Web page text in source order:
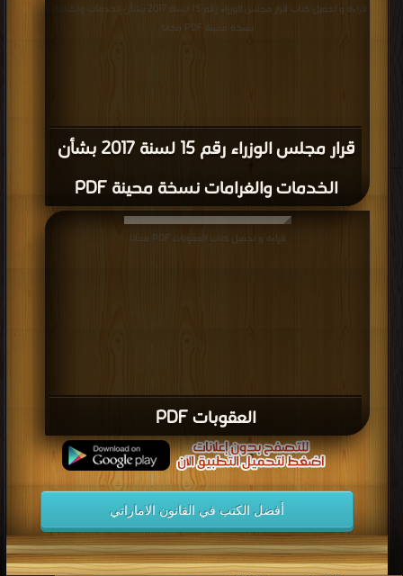
قرار مجلس الوزراء رقم 15 لسنة 2017 بشأن
الخدمات والغرامات نسخة محينة PDF
قراءة و تحميل كتاب قرار مجلس الوزراء رقم 15 لسنة 2017 بشأن الخدمات والغرامات
نسخة محينة PDF مجانا
العقوبات PDF
قراءة و تحميل كتاب العقوبات PDF مجانا
أفضل الكتب في القانون الاماراتي